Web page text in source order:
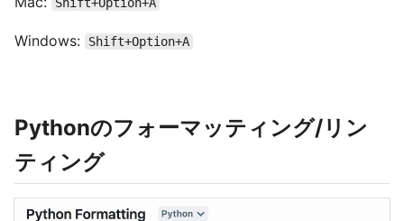
Shift+Option+A
Windows: Shift+Option+A
Pythonのフォーマッティング/リン
ティング